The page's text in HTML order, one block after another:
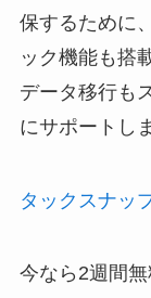
保するために
ック機能も搭
データ移行も
にサポートし
タックスナッ
今なら2週間